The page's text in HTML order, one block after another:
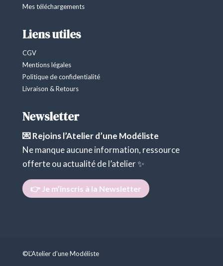
Mes téléchargements
Liens utiles
CGV
Mentions légales
Politique de confidentialité
Livraison & Retours
Newsletter
💌 Rejoins l’Atelier d’une Modéliste
Ne manque aucune information, ressource
offerte ou actualité de l’atelier ✨
👉 Je m’inscris à la Newsletter
©L’Atelier d’une Modéliste